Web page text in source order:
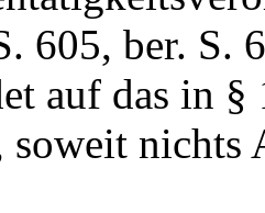
605, ber. S.
auf das in §
nichts